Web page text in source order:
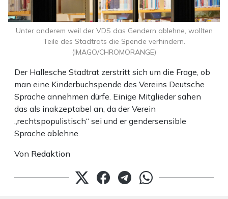
Der Hallesche Stadtrat zerstritt sich um die Frage, ob
man eine Kinderbuchspende des Vereins Deutsche
Sprache annehmen dürfe. Einige Mitglieder sahen
das als inakzeptabel an, da der Verein
„rechtspopulistisch“ sei und er gendersensible
Sprache ablehne.
Von Redaktion
Unter anderem weil der VDS das Gendern ablehne, wollten
Teile des Stadtrats die Spende verhindern.
(IMAGO/CHROMORANGE)